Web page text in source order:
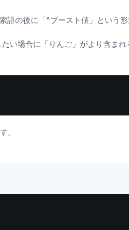
語の後に「^ブースト値」という
い場合に「りんご」がより含ま
。